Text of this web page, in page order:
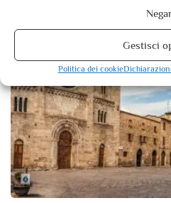
Gestisci
Politica dei cookie